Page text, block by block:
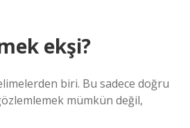
ekşi?
biri. Bu sadece doğru
mümkün değil,